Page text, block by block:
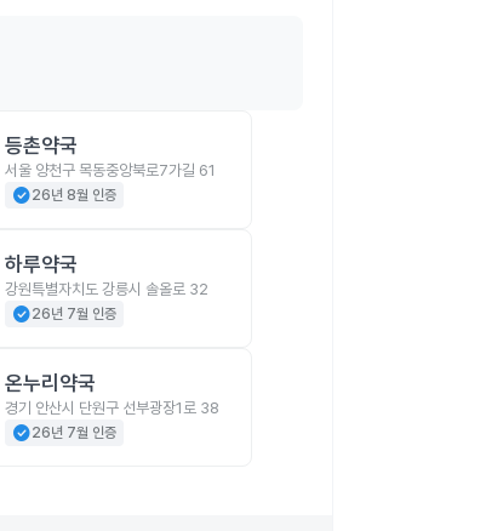
등촌약국
서울 양천구 목동중앙북로7가길 61
check_circle26년 8월 인증
하루약국
강원특별자치도 강릉시 솔올로 32
check_circle26년 7월 인증
온누리약국
경기 안산시 단원구 선부광장1로 38
check_circle26년 7월 인증